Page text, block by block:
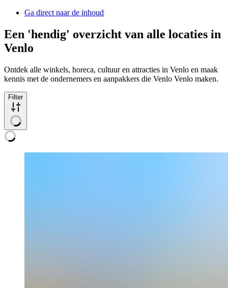
Ga direct naar de inhoud
Een 'hendig' overzicht van alle locaties in
Venlo
Ontdek alle winkels, horeca, cultuur en attracties in Venlo en maak
kennis met de ondernemers en aanpakkers die Venlo Venlo maken.
Filter